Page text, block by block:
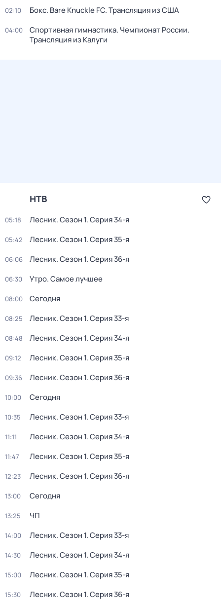
02:10 Бокс. Bare Knuckle FC. Трансляция из США
04:00
Спортивная гимнастика. Чемпионат России.
Трансляция из Калуги
НТВ
05:18 Лесник. Сезон 1. Серия 34-я
05:42 Лесник. Сезон 1. Серия 35-я
06:06 Лесник. Сезон 1. Серия 36-я
06:30 Утро. Самое лучшее
08:00 Сегодня
08:25 Лесник. Сезон 1. Серия 33-я
08:48 Лесник. Сезон 1. Серия 34-я
09:12 Лесник. Сезон 1. Серия 35-я
09:36 Лесник. Сезон 1. Серия 36-я
10:00 Сегодня
10:35 Лесник. Сезон 1. Серия 33-я
11:11 Лесник. Сезон 1. Серия 34-я
11:47 Лесник. Сезон 1. Серия 35-я
12:23 Лесник. Сезон 1. Серия 36-я
13:00 Сегодня
13:25 ЧП
14:00 Лесник. Сезон 1. Серия 33-я
14:30 Лесник. Сезон 1. Серия 34-я
15:00 Лесник. Сезон 1. Серия 35-я
15:30 Лесник. Сезон 1. Серия 36-я